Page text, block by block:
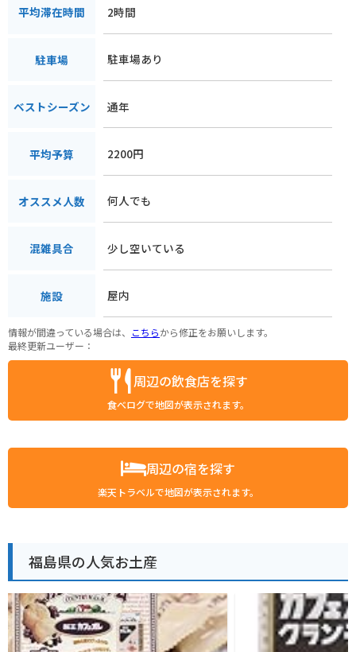
平均滞在時間 2時間
駐車場 駐車場あり
ベストシーズン 通年
平均予算 2200円
オススメ人数 何人でも
混雑具合 少し空いている
施設 屋内
情報が間違っている場合は、 こちらから修正をお願いします。
最終更新ユーザー：
周辺の飲食店を探す
食べログで地図が表示されます。
周辺の宿を探す
楽天トラベルで地図が表示されます。
福島県の人気お土産